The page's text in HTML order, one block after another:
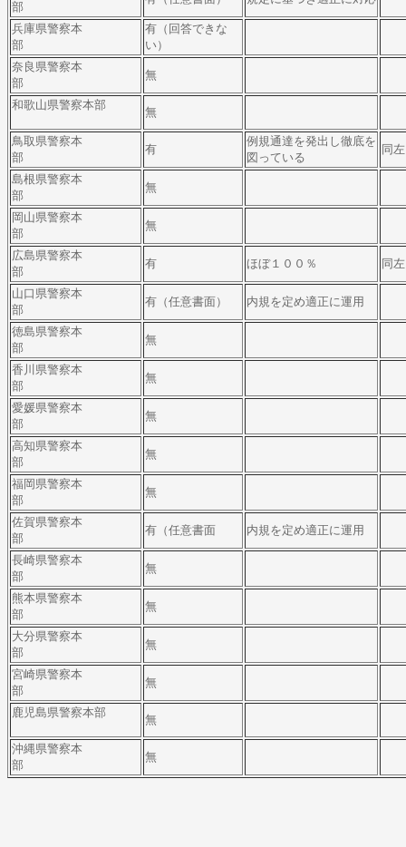
部
兵庫県警察本
部
有（回答できな
い）
奈良県警察本
部
無
和歌山県警察本部
無
鳥取県警察本
部
有
例規通達を発出し徹底を
図っている
同左
島根県警察本
部
無
岡山県警察本
部
無
広島県警察本
部
有 ほぼ１００％ 同左
山口県警察本
部
有（任意書面） 内規を定め適正に運用
徳島県警察本
部
無
香川県警察本
部
無
愛媛県警察本
部
無
高知県警察本
部
無
福岡県警察本
部
無
佐賀県警察本
部
有（任意書面 内規を定め適正に運用
長崎県警察本
部
無
熊本県警察本
部
無
大分県警察本
部
無
宮崎県警察本
部
無
鹿児島県警察本部
無
沖縄県警察本
部
無